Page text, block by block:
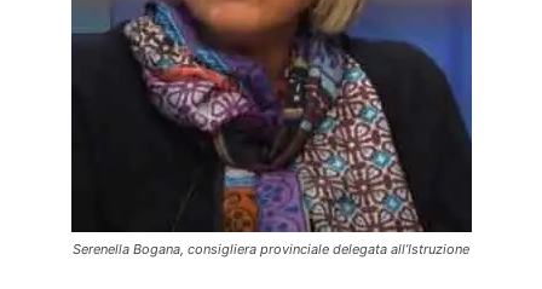
Serenella Bogana, consigliera provinciale delegata all’Istruzione